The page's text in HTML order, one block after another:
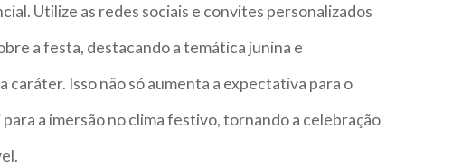
Utilize as redes sociais e convites personalizados
a festa, destacando a temática junina e
caráter. Isso não só aumenta a expectativa para o
a imersão no clima festivo, tornando a celebração